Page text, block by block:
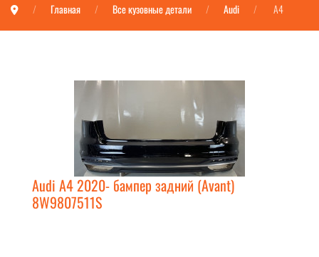
Главная Все кузовные детали Audi A4
Audi A4 2020- бампер задний (Avant)
8W9807511S